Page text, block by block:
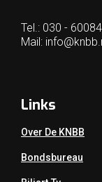
Tel.: 030 -
Mail:
Links
Over De KNBB
Bondsbureau